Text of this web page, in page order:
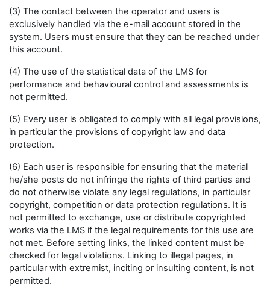
(3) The contact between the operator and users is
exclusively handled via the e-mail account stored in the
system. Users must ensure that they can be reached under
this account.
(4) The use of the statistical data of the LMS for
performance and behavioural control and assessments is
not permitted.
(5) Every user is obligated to comply with all legal provisions,
in particular the provisions of copyright law and data
protection.
(6) Each user is responsible for ensuring that the material
he/she posts do not infringe the rights of third parties and
do not otherwise violate any legal regulations, in particular
copyright, competition or data protection regulations. It is
not permitted to exchange, use or distribute copyrighted
works via the LMS if the legal requirements for this use are
not met. Before setting links, the linked content must be
checked for legal violations. Linking to illegal pages, in
particular with extremist, inciting or insulting content, is not
permitted.